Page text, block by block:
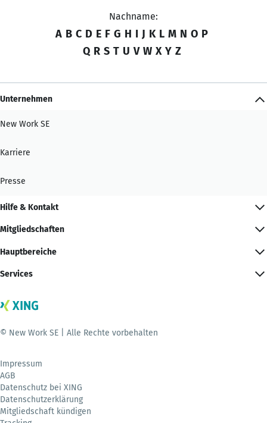
Nachname:
A B C D E F G H I J K L M N O P
Q R S T U V W X Y Z
Unternehmen
New Work SE
Karriere
Presse
Hilfe & Kontakt
Mitgliedschaften
Hauptbereiche
Services
© New Work SE | Alle Rechte vorbehalten
Impressum
AGB
Datenschutz bei XING
Datenschutzerklärung
Mitgliedschaft kündigen